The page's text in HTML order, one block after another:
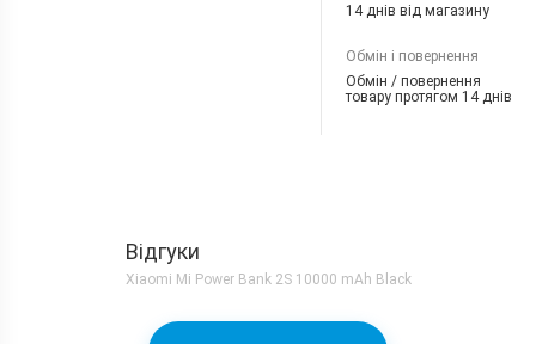
14 днів від магазину
Обмін і повернення
Обмін / повернення
товару протягом 14 днів
Відгуки
Xiaomi Mi Power Bank 2S 10000 mAh Black